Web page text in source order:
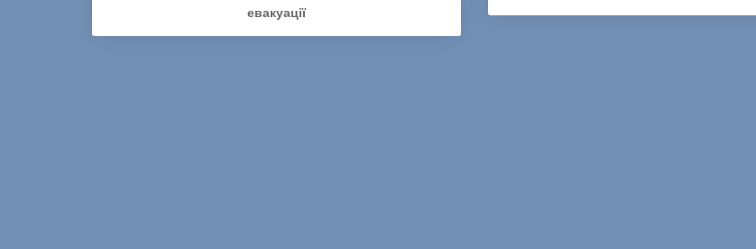
записям
евакуації